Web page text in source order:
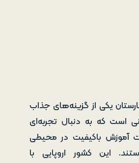
یکی از گزینه‌های جذاب
است که به دنبال تجربه‌ای
آموزش باکیفیت در محیطی
این کشور اروپایی با